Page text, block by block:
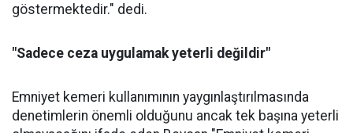
göstermektedir." dedi.
"Sadece ceza uygulamak yeterli değildir"
Emniyet kemeri kullanımının yaygınlaştırılmasında
denetimlerin önemli olduğunu ancak tek başına yeterli